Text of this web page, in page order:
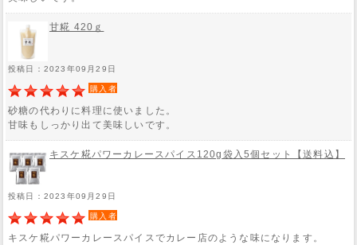
甘糀 420ｇ
投稿日：2023年09月29日
購入者
砂糖の代わりに料理に使いました。
甘味もしっかり出て美味しいです。
キスケ糀パワーカレースパイス120g袋入5個セット【送料込】
投稿日：2023年09月29日
購入者
キスケ糀パワーカレースパイスでカレー店のような味になります。